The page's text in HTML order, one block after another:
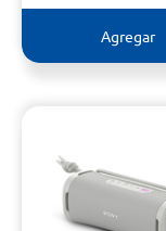
Agregar